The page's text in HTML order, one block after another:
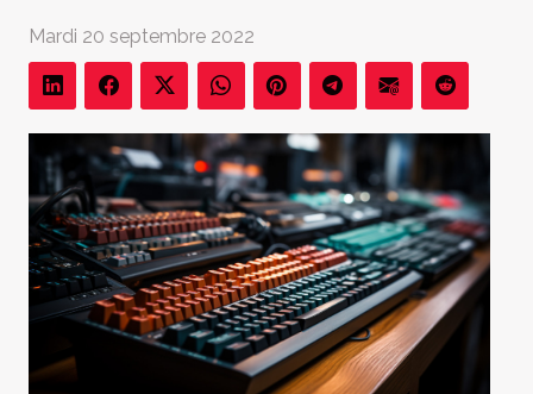
Mardi 20 septembre 2022